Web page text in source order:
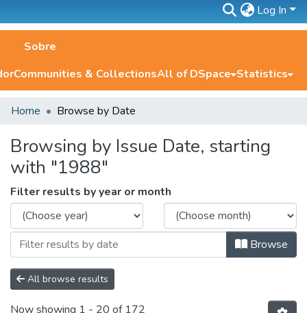
Log In
Sobre
Communities & CollectionsAll of DSpace Statistics
Home Browse by Date
Browsing by Issue Date, starting
with "1988"
Filter results by year or month
Browse
All browse results
Now showing 1 - 20 of 172